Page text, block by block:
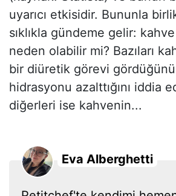
uyarıcı etkisidir. Bununla
sıklıkla gündeme gelir:
neden olabilir mi? Bazıları
bir diüretik görevi
hidrasyonu azalttığını iddia
diğerleri ise kahvenin...
Eva Alberghetti